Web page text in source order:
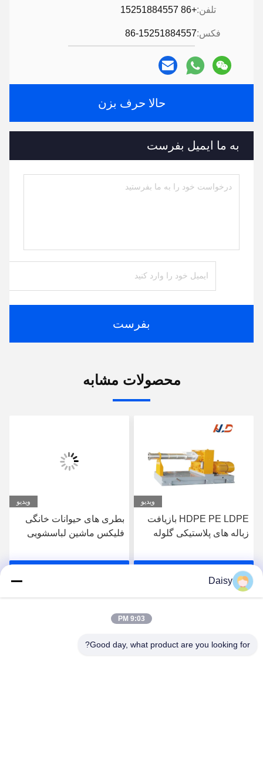
تلفن:+86 15251884557
فکس:86-15251884557
حالا حرف بزن
به ما ایمیل بفرست
بفرست
محصولات مشابه
ویدیو
HDPE PE LDPE بازیافت
زباله های پلاستیکی گلوله
پیچ
بهترین قیمت رو بدست
ویدیو
بطری های حیوانات خانگی
فلیکس ماشین لباسشویی
پلاستیکی ماشین بازیافت
Daisy
9:03 PM
Good day, what product are you looking for?